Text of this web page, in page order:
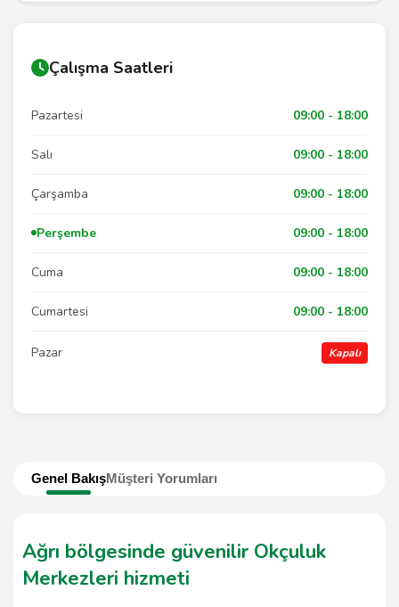
Genel BakışMüşteri Yorumları
Ağrı bölgesinde güvenilir Okçuluk
Merkezleri hizmeti
Çalışma Saatleri
Pazartesi 09:00 - 18:00
Salı 09:00 - 18:00
Çarşamba 09:00 - 18:00
Perşembe 09:00 - 18:00
Cuma 09:00 - 18:00
Cumartesi 09:00 - 18:00
Pazar Kapalı